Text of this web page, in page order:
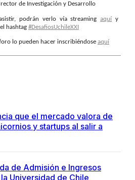
de Investigación y Desarrollo
podrán verlo vía streamingaquí y
hashtag #DesafiosUchileXXI
lo pueden hacer inscribiéndose aquí
que el mercado valora de
y startups al salir a
de Admisión e Ingresos
Universidad de Chile